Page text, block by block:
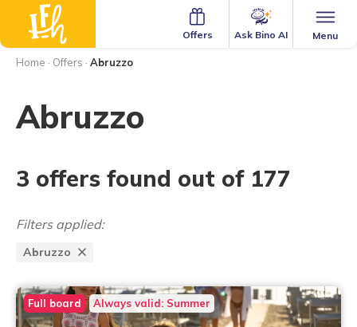
Menu
Ask Bino AI
Offers
Home · Offers · Abruzzo
Abruzzo
3 offers found out of 177
Filters applied:
Abruzzo
Full board Always valid: Summer